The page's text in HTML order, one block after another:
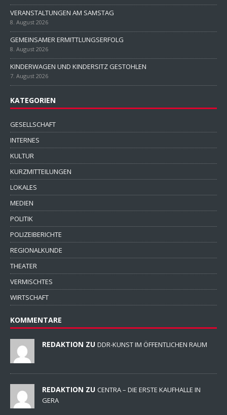
VERANSTALTUNGEN AM SAMSTAG
8. August 2026
GEMEINSAMER ERMITTLUNGSERFOLG
8. August 2026
KINDERWAGEN UND KINDERSITZ GESTOHLEN
7. August 2026
KATEGORIEN
GESELLSCHAFT
INTERNES
KULTUR
KURZMITTEILUNGEN
LOKALES
MEDIEN
POLITIK
POLIZEIBERICHTE
REGIONALKUNDE
THEATER
VERMISCHTES
WIRTSCHAFT
KOMMENTARE
REDAKTION ZU DDR-KUNST IM ÖFFENTLICHEN RAUM
REDAKTION ZU CENTRA – DIE ERSTE KAUFHALLE IN
GERA